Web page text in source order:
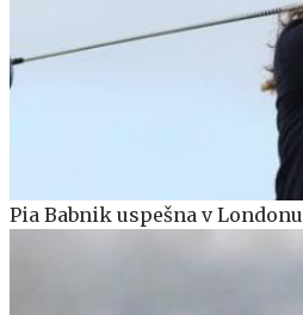
Pia Babnik uspešna v Londonu